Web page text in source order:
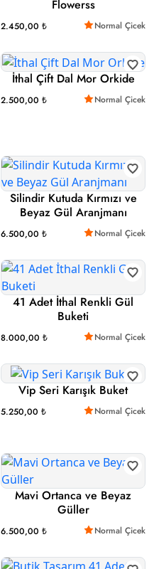
Flowerss
2.450,00 ₺ Normal Çicek
İthal Çift Dal Mor Orkide
2.500,00 ₺ Normal Çicek
Silindir Kutuda Kırmızı ve
Beyaz Gül Aranjmanı
6.500,00 ₺ Normal Çicek
41 Adet İthal Renkli Gül
Buketi
8.000,00 ₺ Normal Çicek
Vip Seri Karışık Buket
5.250,00 ₺ Normal Çicek
Mavi Ortanca ve Beyaz
Güller
6.500,00 ₺ Normal Çicek